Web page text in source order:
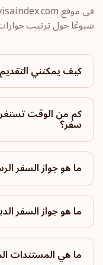
الترتيب: 17
أندورا
الترتيب: 18
البرازيل
الترتيب: 19
الأرجنتين
الترتيب: 20
الترتيب: 21
إسرائيل
شيوعًا حول ترتيب
كيف يمكنني
كم من الوقت
سفر؟
ما هو جواز السفر
ما هو جواز السفر
ما هي المستندات